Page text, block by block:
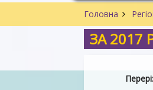
Головна
ЗА 2017